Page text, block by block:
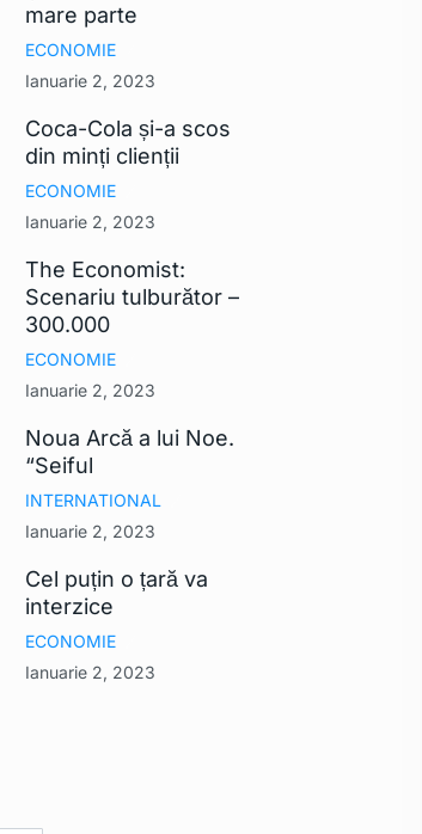
mare parte
ECONOMIE
Ianuarie 2, 2023
Coca-Cola și-a scos
din minți clienții
ECONOMIE
Ianuarie 2, 2023
The Economist:
Scenariu tulburător –
300.000
ECONOMIE
Ianuarie 2, 2023
Noua Arcă a lui Noe.
“Seiful
INTERNATIONAL
Ianuarie 2, 2023
Cel puțin o țară va
interzice
ECONOMIE
Ianuarie 2, 2023